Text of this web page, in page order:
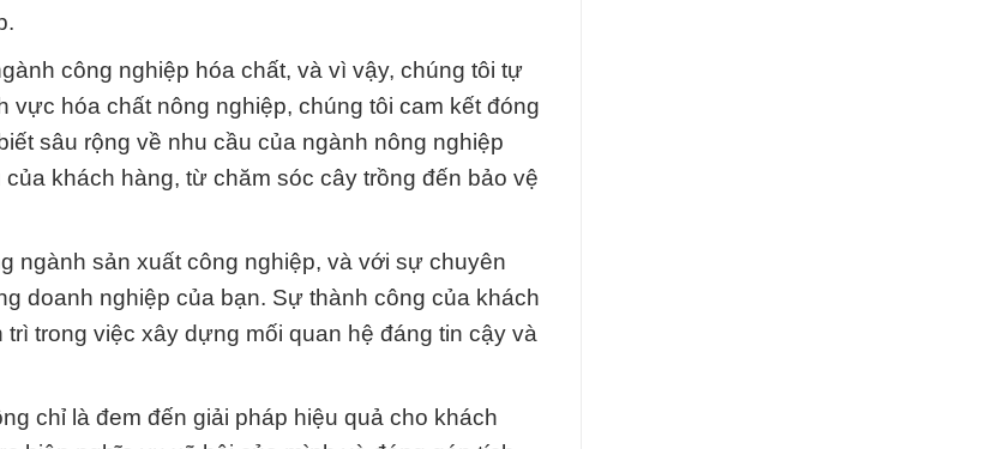
công nghiệp hóa chất, và vì vậy, chúng tôi tự
vực hóa chất nông nghiệp, chúng tôi cam kết đóng
sâu rộng về nhu cầu của ngành nông nghiệp
khách hàng, từ chăm sóc cây trồng đến bảo vệ
ngành sản xuất công nghiệp, và với sự chuyên
doanh nghiệp của bạn. Sự thành công của khách
trong việc xây dựng mối quan hệ đáng tin cậy và
chỉ là đem đến giải pháp hiệu quả cho khách